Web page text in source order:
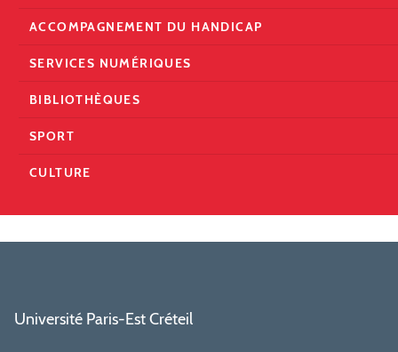
ACCOMPAGNEMENT DU HANDICAP
SERVICES NUMÉRIQUES
BIBLIOTHÈQUES
SPORT
CULTURE
Université Paris-Est Créteil